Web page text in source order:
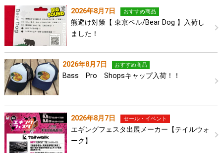
2026年8月7日 おすすめ商品
熊避け対策【 東京ベル/Bear Dog 】入荷し
ました！
2026年8月7日 おすすめ商品
Bass Pro Shopsキャップ入荷！！
2026年8月7日 セール・イベント
エギングフェスタ出展メーカー【テイルウォ
ーク】